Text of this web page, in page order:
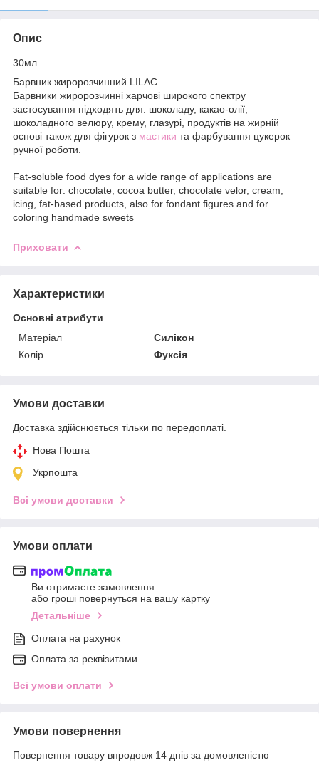
Опис
30мл
Барвник жиророзчинний LILAC
Барвники жиророзчинні харчові широкого спектру
застосування підходять для: шоколаду, какао-олії,
шоколадного велюру, крему, глазурі, продуктів на жирній
основі також для фігурок з мастики та фарбування цукерок
ручної роботи.
Fat-soluble food dyes for a wide range of applications are
suitable for: chocolate, cocoa butter, chocolate velor, cream,
icing, fat-based products, also for fondant figures and for
coloring handmade sweets
Приховати
Характеристики
Основні атрибути
Матеріал
Силікон
Колір
Фуксія
Умови доставки
Доставка здійснюється тільки по передоплаті.
Нова Пошта
Укрпошта
Всі умови доставки
Умови оплати
Ви отримаєте замовлення
або гроші повернуться на вашу картку
Детальніше
Оплата на рахунок
Оплата за реквізитами
Всі умови оплати
Умови повернення
Повернення товару впродовж 14 днів за домовленістю